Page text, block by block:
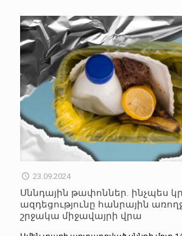
23.09.2024
Սննդային թափոններ. ինչպես
ազդեցությունը հանրային
շրջակա միջավայրի վրա